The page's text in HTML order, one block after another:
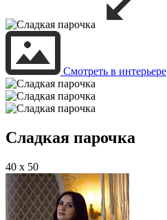
Смотреть в интерьере
Cладкая парочка
40 x 50